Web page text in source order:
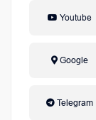
Youtube
Google
Telegram